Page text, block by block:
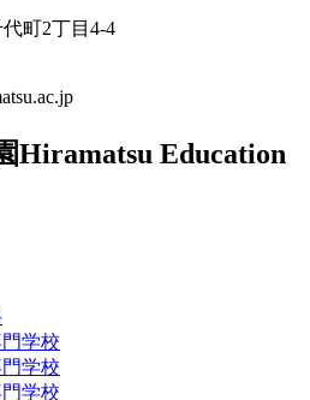
町2丁目4-4
Hiramatsu Education
学校
学校
学校